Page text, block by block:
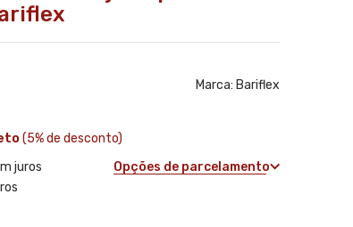
Marca: Bariflex
(5% de desconto)
juros
Opções de parcelamento